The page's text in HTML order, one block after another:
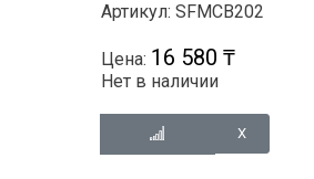
Артикул: SFMCB202
Цена: 16 580 ₸
Нет в наличии